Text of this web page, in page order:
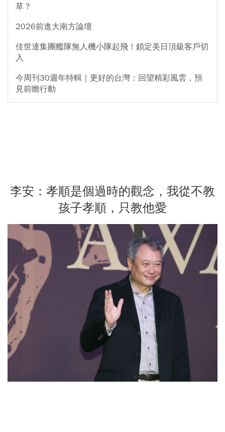
草？
2026前進大南方論壇
佳世達集團艦隊無人機小隊起飛！鎖定美日頂級客戶切
入
今周刊30週年特輯｜更好的台灣：回望精彩風雲，預
見前瞻行動
李安：孝順是個過時的觀念，我從不教
孩子孝順，只教他愛